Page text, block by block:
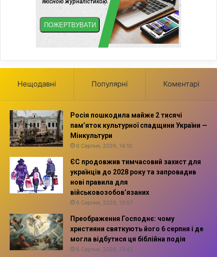
Нещодавні Популярні Коментарі
Росія пошкодила майже 2 тисячі
пам’яток культурної спадщини України —
Мінкультури
6 Серпня, 2026, 14:10
ЄС продовжив тимчасовий захист для
українців до 2028 року та запровадив
нові правила для
військовозобов’язаних
6 Серпня, 2026, 13:57
Преображення Господнє: чому
християни святкують його 6 серпня і де
могла відбутися ця біблійна подія
6 Серпня, 2026, 13:42